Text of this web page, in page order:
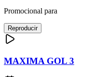
Promocional para
Reproducir
MAXIMA GOL 3